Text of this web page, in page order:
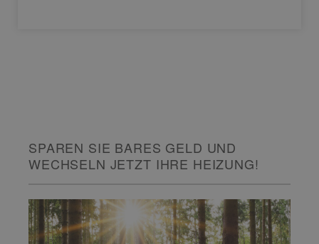
SPAREN SIE BARES GELD UND
WECHSELN JETZT IHRE HEIZUNG!